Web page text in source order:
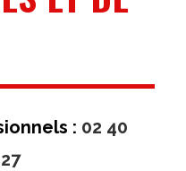
: 02 40